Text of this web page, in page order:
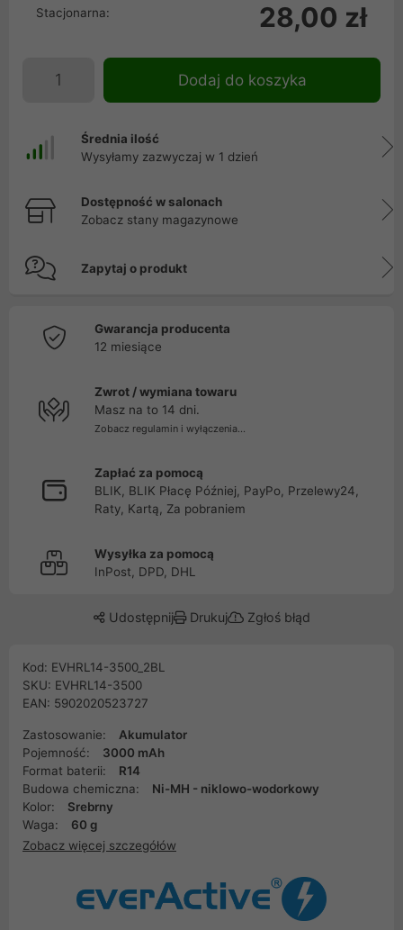
Stacjonarna: 28,00 zł
Dodaj do koszyka
Średnia ilość
Wysyłamy zazwyczaj w 1 dzień
Dostępność w salonach
Zobacz stany magazynowe
Zapytaj o produkt
Gwarancja producenta
12 miesiące
Zwrot / wymiana towaru
Masz na to 14 dni.
Zobacz regulamin i wyłączenia...
Zapłać za pomocą
BLIK, BLIK Płacę Później, PayPo, Przelewy24,
Raty, Kartą, Za pobraniem
Wysyłka za pomocą
InPost, DPD, DHL
Udostępnij Drukuj Zgłoś błąd
Kod: EVHRL14-3500_2BL
SKU: EVHRL14-3500
EAN: 5902020523727
Zastosowanie:
Akumulator
Pojemność:
3000 mAh
Format baterii:
R14
Budowa chemiczna:
Ni-MH - niklowo-wodorkowy
Kolor:
Srebrny
Waga:
60 g
Zobacz więcej szczegółów